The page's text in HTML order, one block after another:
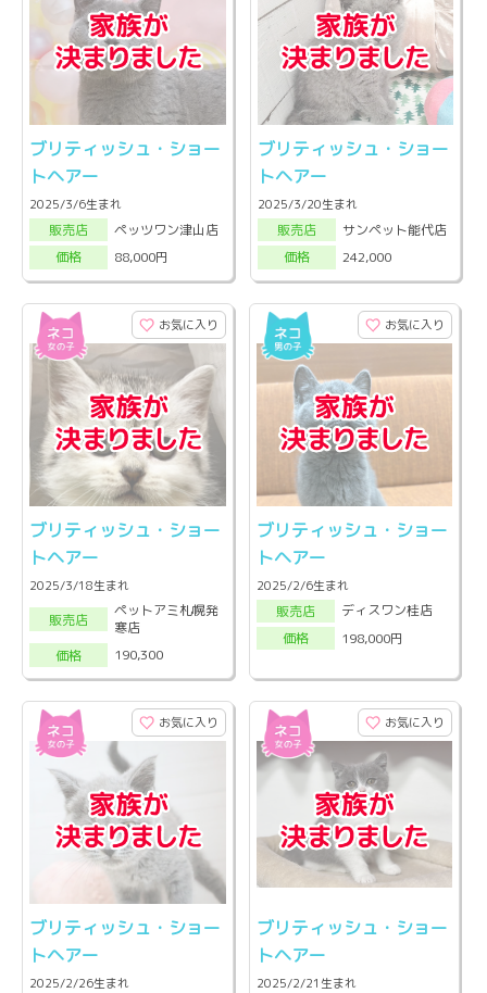
ブリティッシュ・ショー
トヘアー
2025/3/6生まれ
販売店
ペッツワン津山店
価格
88,000円
ブリティッシュ・ショー
トヘアー
2025/3/20生まれ
販売店
サンペット能代店
価格
242,000
お気に入り
ブリティッシュ・ショー
トヘアー
2025/3/18生まれ
販売店
ペットアミ札幌発
寒店
価格
190,300
お気に入り
ブリティッシュ・ショー
トヘアー
2025/2/6生まれ
販売店
ディスワン桂店
価格
198,000円
お気に入り
ブリティッシュ・ショー
トヘアー
2025/2/26生まれ
お気に入り
ブリティッシュ・ショー
トヘアー
2025/2/21生まれ